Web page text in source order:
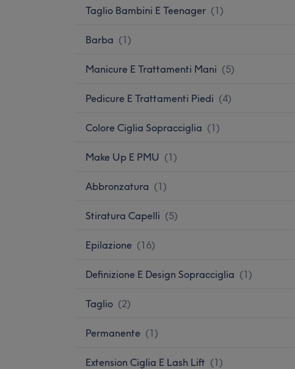
Taglio Bambini E Teenager (1)
Barba (1)
Manicure E Trattamenti Mani (5)
Pedicure E Trattamenti Piedi (4)
Colore Ciglia Sopracciglia (1)
Make Up E PMU (1)
Abbronzatura (1)
Stiratura Capelli (5)
Epilazione (16)
Definizione E Design Sopracciglia (1)
Taglio (2)
Permanente (1)
Extension Ciglia E Lash Lift (1)